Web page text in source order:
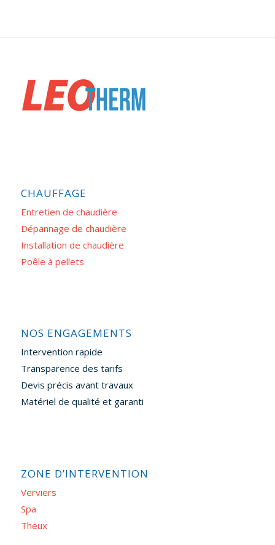
CHAUFFAGE
Entretien de chaudière
Dépannage de chaudière
Installation de chaudière
Poêle à pellets
NOS ENGAGEMENTS
Intervention rapide
Transparence des tarifs
Devis précis avant travaux
Matériel de qualité et garanti
ZONE D’INTERVENTION
Verviers
Spa
Theux